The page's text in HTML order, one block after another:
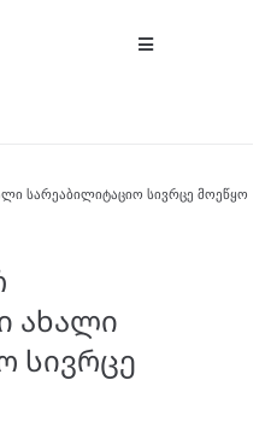
სარეაბილიტაციო სივრცე მოეწყო
ახალი
სივრცე